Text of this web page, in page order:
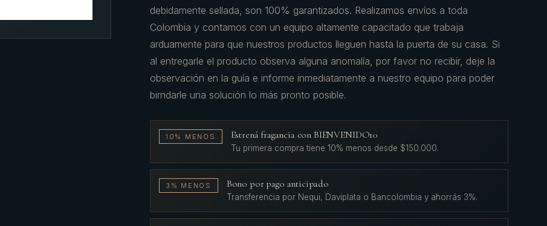
debidamente sellada, son 100% garantizados. Realizamos envíos a toda
Colombia y contamos con un equipo altamente capacitado que trabaja
arduamente para que nuestros productos lleguen hasta la puerta de su casa. Si
al entregarle el producto observa alguna anomalía, por favor no recibir, deje la
observación en la guía e informe inmediatamente a nuestro equipo para poder
birndarle una solución lo más pronto posible.
10% MENOS Estrená fragancia con BIENVENIDO10
Tu primera compra tiene 10% menos desde $150.000.
3% MENOS Bono por pago anticipado
Transferencia por Nequi, Daviplata o Bancolombia y ahorrás 3%.